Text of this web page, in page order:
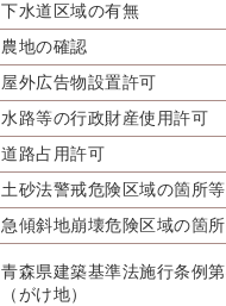
下水道区域の有無
農地の確認
屋外広告物設置許可
水路等の行政財産使用許可
道路占用許可
土砂法警戒危険区域の箇所等
急傾斜地崩壊危険区域の箇
青森県建築基準法施行条例
（がけ地）